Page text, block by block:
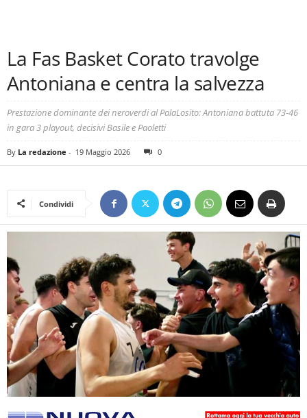
La Fas Basket Corato travolge
Antoniana e centra la salvezza
Prestazione dominante dei neroverdi al PalaLosito: Antoniana battuta 73-46
in gara 3 playout, decisivi Basile e Paoletti
By La redazione - 19 Maggio 2026 0
Condividi